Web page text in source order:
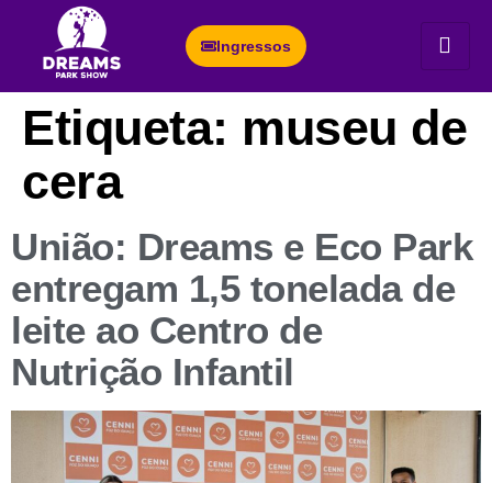
Ingressos
Etiqueta: museu de
cera
União: Dreams e Eco Park
entregam 1,5 tonelada de
leite ao Centro de
Nutrição Infantil